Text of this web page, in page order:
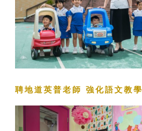
聘地道英普老師 強化語文教學